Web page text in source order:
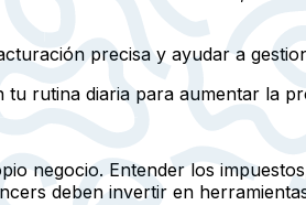
precisa y ayudar a
rutina diaria para aumentar la
negocio. Entender los
deben invertir en